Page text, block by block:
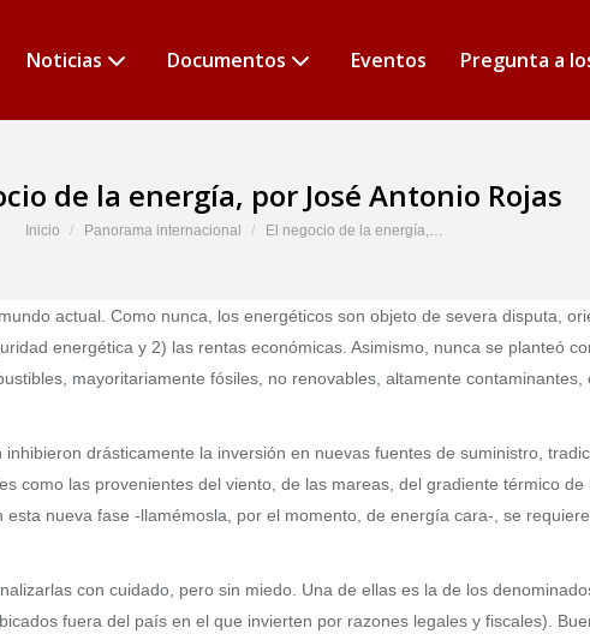
Noticias Documentos Eventos Pregunta a
de la energía, por José Antonio Rojas
Estás aquí:
Inicio Panorama internacional El negocio de la energía,…
actual. Como nunca, los energéticos son objeto de severa disputa,
energética y 2) las rentas económicas. Asimismo, nunca se planteó
mayoritariamente fósiles, no renovables, altamente
drásticamente la inversión en nuevas fuentes de suministro,
como las provenientes del viento, de las mareas, del gradiente térmico
nueva fase -llamémosla, por el momento, de energía cara-, se
con cuidado, pero sin miedo. Una de ellas es la de los
fuera del país en el que invierten por razones legales y fiscales).